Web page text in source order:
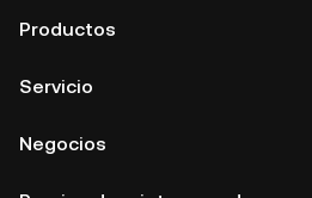
Productos
Servicio
Negocios